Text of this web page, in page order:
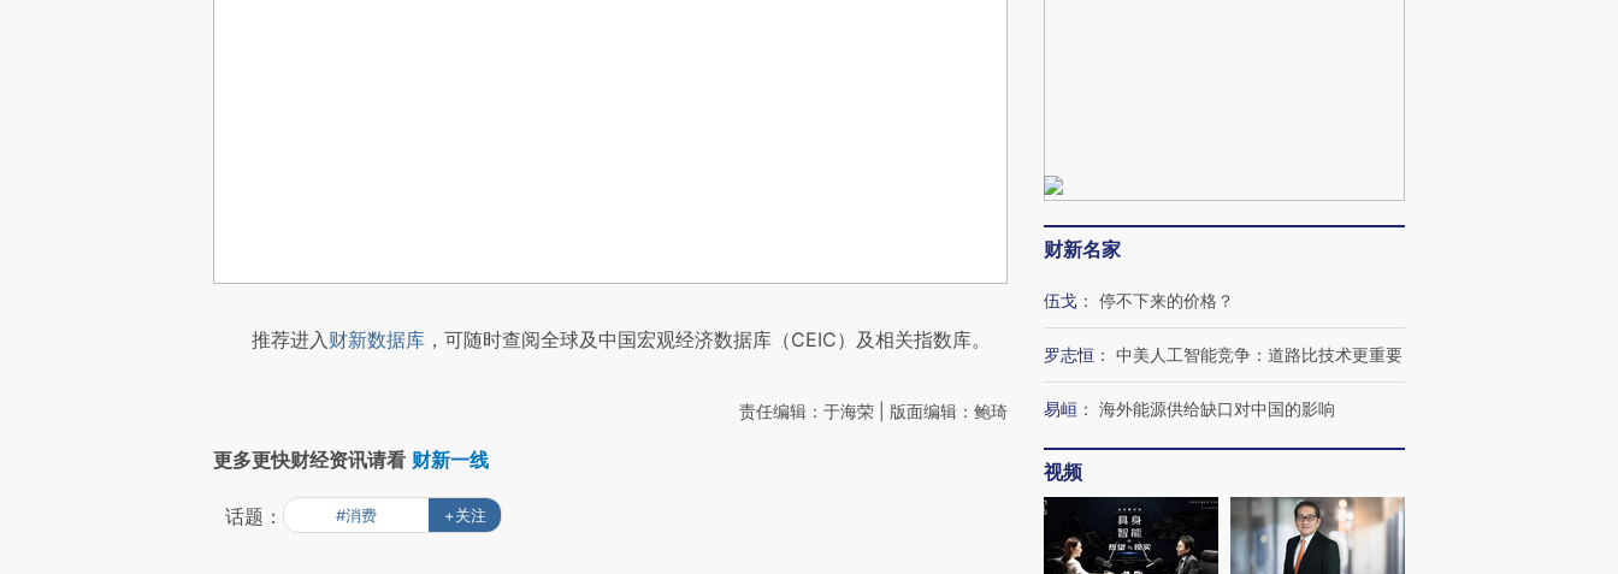
推荐进入财新数据库 ，可随时查阅全球及中国宏观经济数据库（CEIC）及相关指数库。
责任编辑：于海荣 | 版面编辑：鲍琦
更多更快财经资讯请看 财新一线
话题： #消费 +关注
财新名家
伍戈 ： 停不下来的价格？
罗志恒 ： 中美人工智能竞争：道路比技术更重要
易峘 ： 海外能源供给缺口对中国的影响
视频